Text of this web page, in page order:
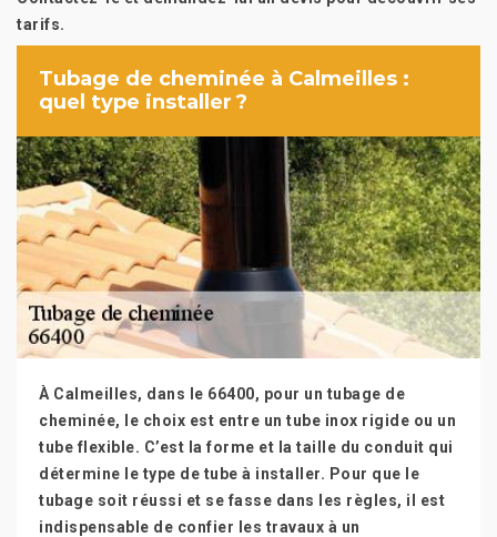
tarifs.
Tubage de cheminée à Calmeilles :
quel type installer ?
À Calmeilles, dans le 66400, pour un tubage de
cheminée, le choix est entre un tube inox rigide ou un
tube flexible. C’est la forme et la taille du conduit qui
détermine le type de tube à installer. Pour que le
tubage soit réussi et se fasse dans les règles, il est
indispensable de confier les travaux à un